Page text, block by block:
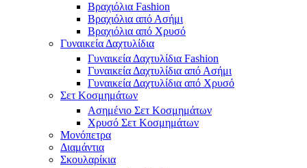
Βραχιόλια Fashion
Βραχιόλια από Ασήμι
Βραχιόλια από Χρυσό
Γυναικεία Δαχτυλίδια
Γυναικεία Δαχτυλίδια Fashion
Γυναικεία Δαχτυλίδια από Ασήμι
Γυναικεία Δαχτυλίδια από Χρυσό
Σετ Κοσμημάτων
Ασημένιο Σετ Κοσμημάτων
Χρυσό Σετ Κοσμημάτων
Μονόπετρα
Διαμάντια
Σκουλαρίκια